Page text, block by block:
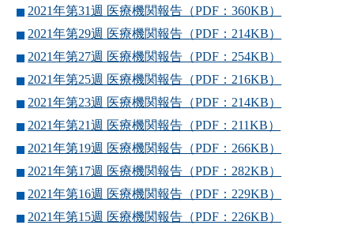
2021年第31週 医療機関報告（PDF：360KB）
2021年第29週 医療機関報告（PDF：214KB）
2021年第27週 医療機関報告（PDF：254KB）
2021年第25週 医療機関報告（PDF：216KB）
2021年第23週 医療機関報告（PDF：214KB）
2021年第21週 医療機関報告（PDF：211KB）
2021年第19週 医療機関報告（PDF：266KB）
2021年第17週 医療機関報告（PDF：282KB）
2021年第16週 医療機関報告（PDF：229KB）
2021年第15週 医療機関報告（PDF：226KB）